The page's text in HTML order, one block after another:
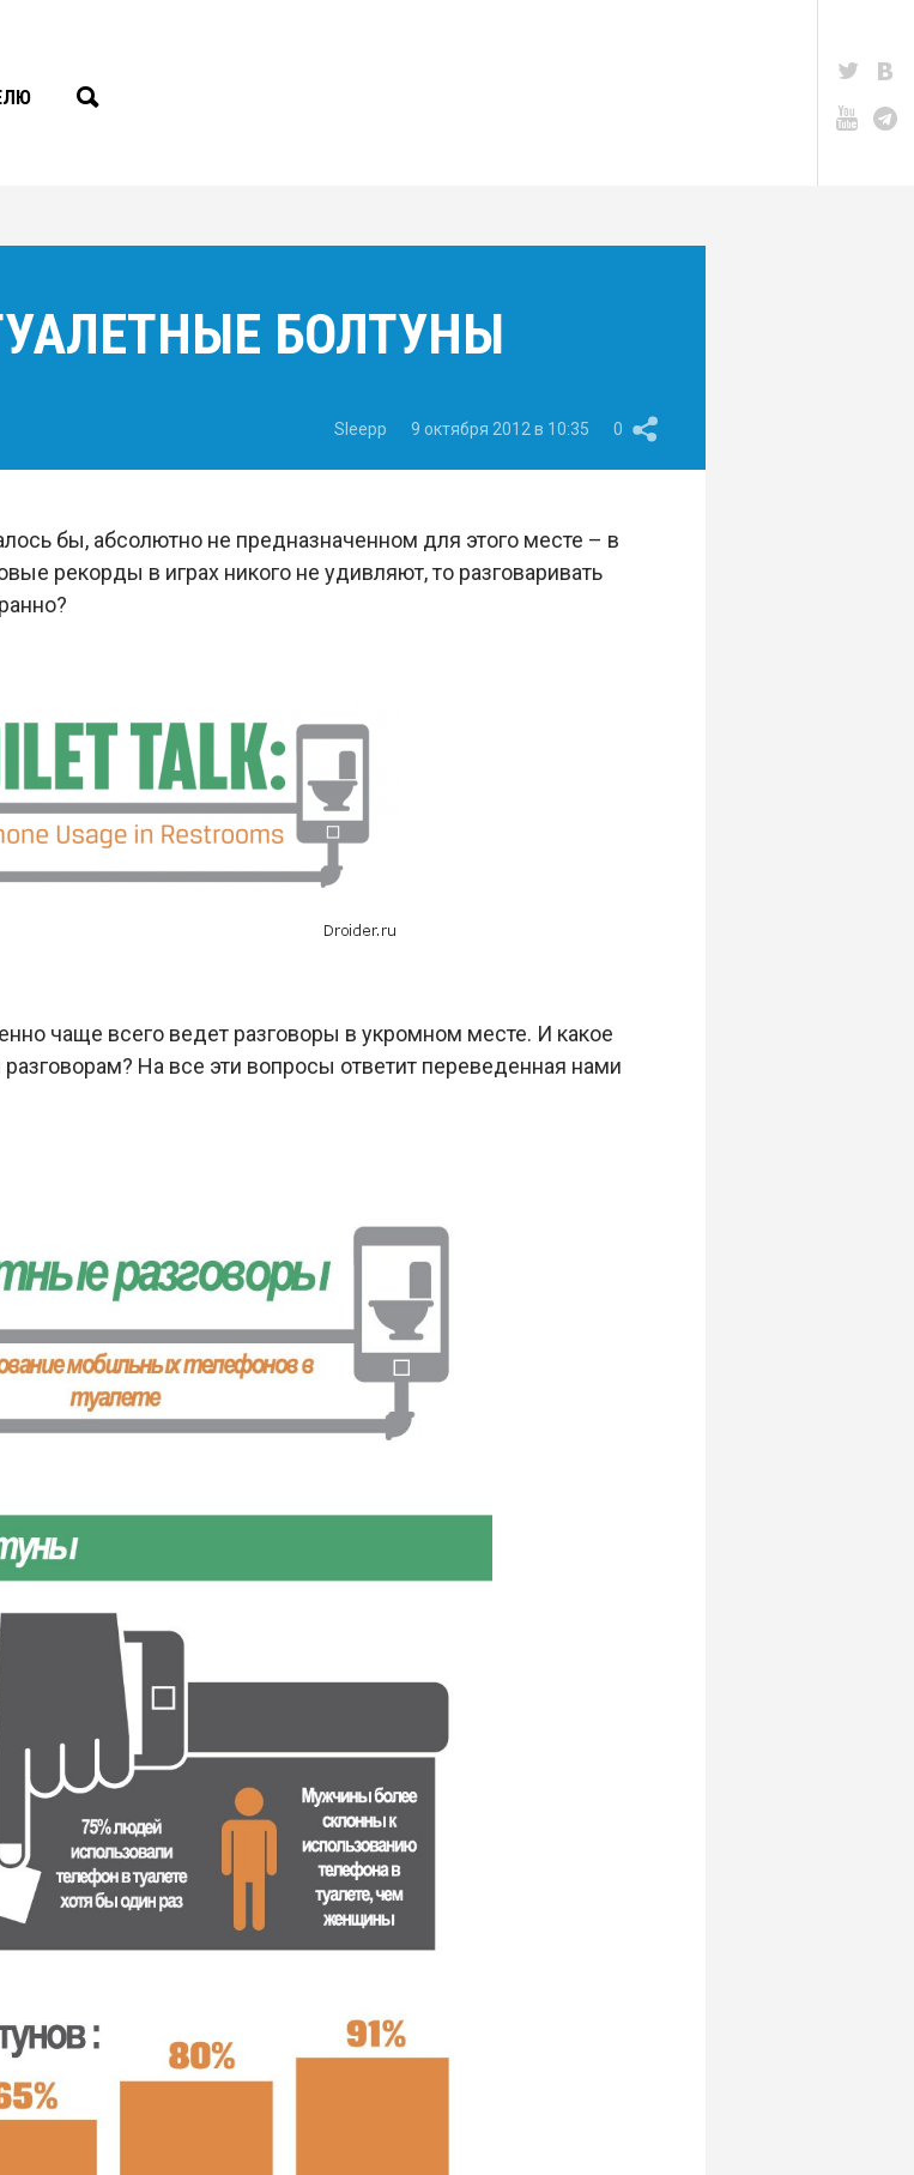
БОЛТУНЫ
Sleepp 9 октября 2012 в 10:35 0
бы, абсолютно не предназначенном для этого месте – в
рекорды в играх никого не удивляют, то разговаривать
чаще всего ведет разговоры в укромном месте. И какое
На все эти вопросы ответит переведенная нами